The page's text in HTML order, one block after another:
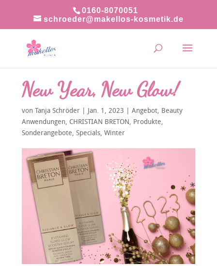
0160-8070051
schroeder@makellos-kosmetik.de
New Year, New Glow!
von Tanja Schröder| Jan. 1, 2023 | Angebot, Beauty
Anwendungen, CHRISTIAN BRETON, Produkte,
Sonderangebote, Specials, Winter